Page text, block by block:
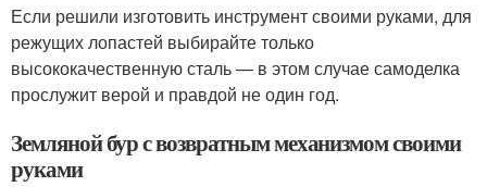
Если решили изготовить инструмент своими руками, для
режущих лопастей выбирайте только
высококачественную сталь — в этом случае самоделка
прослужит верой и правдой не один год.
Земляной бур с возвратным механизмом своими
руками